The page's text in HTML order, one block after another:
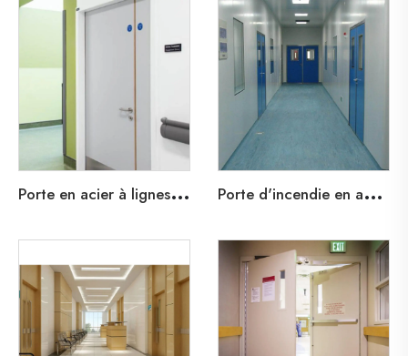
P
orte en acier à lignes de plomb pour hôpitaux et soins de santé P
orte d'incendie en acier de l'hôpital de santé